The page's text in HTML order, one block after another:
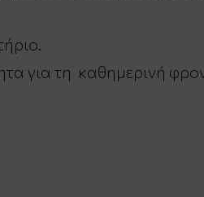
για τη καθημερινή